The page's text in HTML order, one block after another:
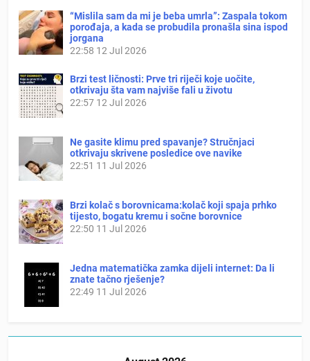
“Mislila sam da mi je beba umrla”: Zaspala tokom
porođaja, a kada se probudila pronašla sina ispod
jorgana
22:58 12 Jul 2026
Brzi test ličnosti: Prve tri riječi koje uočite,
otkrivaju šta vam najviše fali u životu
22:57 12 Jul 2026
Ne gasite klimu pred spavanje? Stručnjaci
otkrivaju skrivene posledice ove navike
22:51 11 Jul 2026
Brzi kolač s borovnicama:kolač koji spaja prhko
tijesto, bogatu kremu i sočne borovnice
22:50 11 Jul 2026
Jedna matematička zamka dijeli internet: Da li
znate tačno rješenje?
22:49 11 Jul 2026